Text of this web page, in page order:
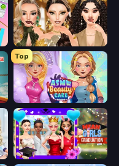
Autumn Glam Gala
Top
ASMR Beauty Care
Mean Girls Graduation Day